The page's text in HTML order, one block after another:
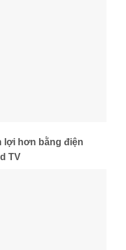
lợi hơn bằng điện
TV